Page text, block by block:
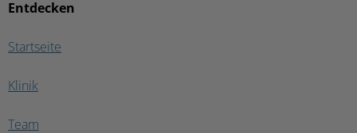
Entdecken
Startseite
Klinik
Team